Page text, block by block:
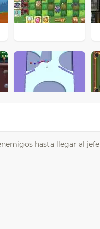
hasta llegar al